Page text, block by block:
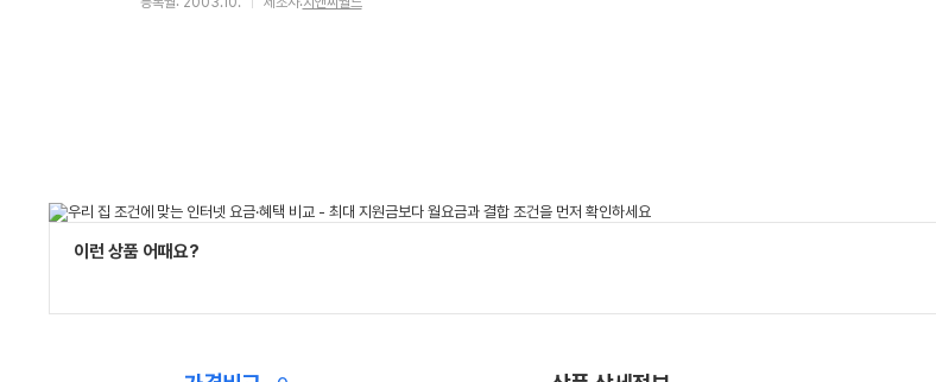
이런 상품 어때요?